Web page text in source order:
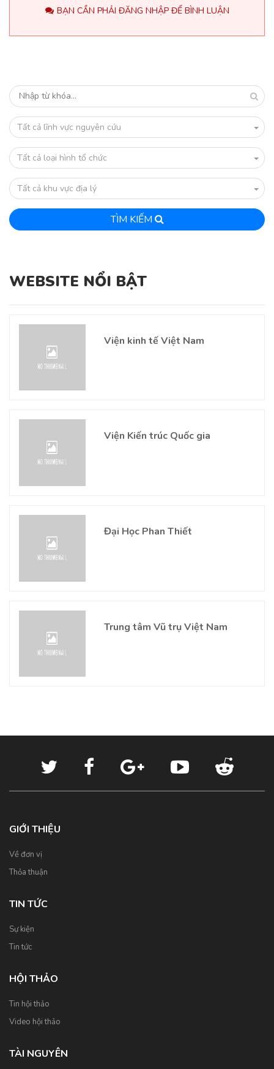
BẠN CẦN PHẢI ĐĂNG NHẬP ĐỂ BÌNH LUẬN
Tất cả lĩnh vực nguyên cứu
Tất cả loại hình tổ chức
Tất cả khu vực địa lý
TÌM KIẾM
WEBSITE NỔI BẬT
Viện kinh tế Việt Nam
Viện Kiến trúc Quốc gia
Đại Học Phan Thiết
Trung tâm Vũ trụ Việt Nam
GIỚI THIỆU
Về đơn vị
Thỏa thuận
TIN TỨC
Sự kiện
Tin tức
HỘI THẢO
Tin hội thảo
Video hội thảo
TÀI NGUYÊN